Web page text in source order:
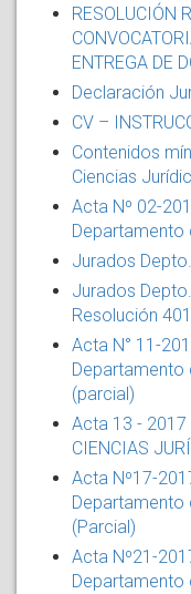
RESOLUCIÓN
ENTREGA DE
Declaración
CV –
Contenidos
Ciencias
Acta Nº 02-
Departamento
Jurados
Jurados
Resolución
Acta N° 11-
Departamento
(parcial)
Acta 13 - 2017
CIENCIAS
Acta Nº17-
Departamento
(Parcial)
Acta Nº21-
Departamento